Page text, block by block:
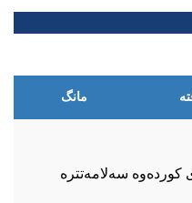
مانگ
سەلامەتترە